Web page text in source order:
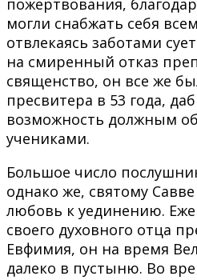
пожертвования,
могли снабжать себя
отвлекаясь заботами
на смиренный отказ
священство, он все же
пресвитера в 53 года,
возможность должным
учениками.
Большое число
однако же, святому
любовь к уединению.
своего духовного отца
Евфимия, он на время
далеко в пустыню. Во